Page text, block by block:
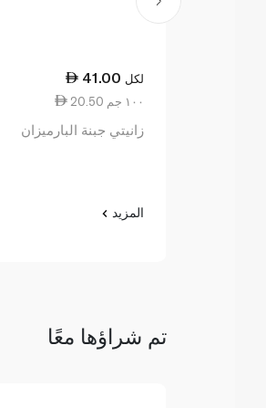
41.00 لكل
20.50 ١٠٠ جم
زانيتي جبنة البارميزان
المزيد
تم شراؤها معًا